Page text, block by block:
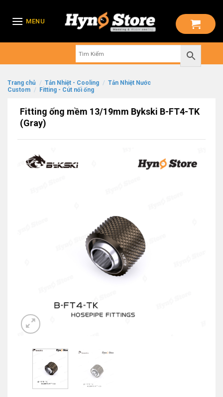
MENU
Trang chủ / Tản Nhiệt - Cooling / Tản Nhiệt Nước
Custom / Fitting - Cút nối ống
Fitting ống mềm 13/19mm Bykski B-FT4-TK
(Gray)